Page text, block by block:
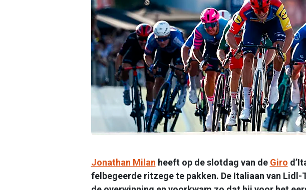
Jonathan Milan heeft op de slotdag van de Giro
felbegeerde ritzege te pakken. De Italiaan van Lidl-